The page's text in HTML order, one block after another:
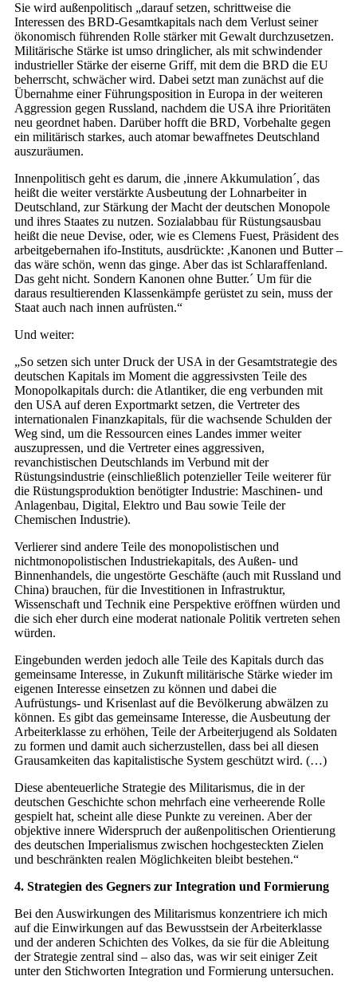
Sie wird außenpolitisch „darauf setzen, schrittweise die
Interessen des BRD-Gesamtkapitals nach dem Verlust seiner
ökonomisch führenden Rolle stärker mit Gewalt durchzusetzen.
Militärische Stärke ist umso dringlicher, als mit schwindender
industrieller Stärke der eiserne Griff, mit dem die BRD die EU
beherrscht, schwächer wird. Dabei setzt man zunächst auf die
Übernahme einer Führungsposition in Europa in der weiteren
Aggression gegen Russland, nachdem die USA ihre Prioritäten
neu geordnet haben. Darüber hofft die BRD, Vorbehalte gegen
ein militärisch starkes, auch atomar bewaffnetes Deutschland
auszuräumen.
Innenpolitisch geht es darum, die ,innere Akkumulation´, das
heißt die weiter verstärkte Ausbeutung der Lohnarbeiter in
Deutschland, zur Stärkung der Macht der deutschen Monopole
und ihres Staates zu nutzen. Sozialabbau für Rüstungsausbau
heißt die neue Devise, oder, wie es Clemens Fuest, Präsident des
arbeitgebernahen ifo-Instituts, ausdrückte: ,Kanonen und Butter –
das wäre schön, wenn das ginge. Aber das ist Schlaraffenland.
Das geht nicht. Sondern Kanonen ohne Butter.´ Um für die
daraus resultierenden Klassenkämpfe gerüstet zu sein, muss der
Staat auch nach innen aufrüsten.“
Und weiter:
„So setzen sich unter Druck der USA in der Gesamtstrategie des
deutschen Kapitals im Moment die aggressivsten Teile des
Monopolkapitals durch: die Atlantiker, die eng verbunden mit
den USA auf deren Exportmarkt setzen, die Vertreter des
internationalen Finanzkapitals, für die wachsende Schulden der
Weg sind, um die Ressourcen eines Landes immer weiter
auszupressen, und die Vertreter eines aggressiven,
revanchistischen Deutschlands im Verbund mit der
Rüstungsindustrie (einschließlich potenzieller Teile weiterer für
die Rüstungsproduktion benötigter Industrie: Maschinen- und
Anlagenbau, Digital, Elektro und Bau sowie Teile der
Chemischen Industrie).
Verlierer sind andere Teile des monopolistischen und
nichtmonopolistischen Industriekapitals, des Außen- und
Binnenhandels, die ungestörte Geschäfte (auch mit Russland und
China) brauchen, für die Investitionen in Infrastruktur,
Wissenschaft und Technik eine Perspektive eröffnen würden und
die sich eher durch eine moderat nationale Politik vertreten sehen
würden.
Eingebunden werden jedoch alle Teile des Kapitals durch das
gemeinsame Interesse, in Zukunft militärische Stärke wieder im
eigenen Interesse einsetzen zu können und dabei die
Aufrüstungs- und Krisenlast auf die Bevölkerung abwälzen zu
können. Es gibt das gemeinsame Interesse, die Ausbeutung der
Arbeiterklasse zu erhöhen, Teile der Arbeiterjugend als Soldaten
zu formen und damit auch sicherzustellen, dass bei all diesen
Grausamkeiten das kapitalistische System geschützt wird. (…)
Diese abenteuerliche Strategie des Militarismus, die in der
deutschen Geschichte schon mehrfach eine verheerende Rolle
gespielt hat, scheint alle diese Punkte zu vereinen. Aber der
objektive innere Widerspruch der außenpolitischen Orientierung
des deutschen Imperialismus zwischen hochgesteckten Zielen
und beschränkten realen Möglichkeiten bleibt bestehen.“
4. Strategien des Gegners zur Integration und Formierung
Bei den Auswirkungen des Militarismus konzentriere ich mich
auf die Einwirkungen auf das Bewusstsein der Arbeiterklasse
und der anderen Schichten des Volkes, da sie für die Ableitung
der Strategie zentral sind – also das, was wir seit einiger Zeit
unter den Stichworten Integration und Formierung untersuchen.